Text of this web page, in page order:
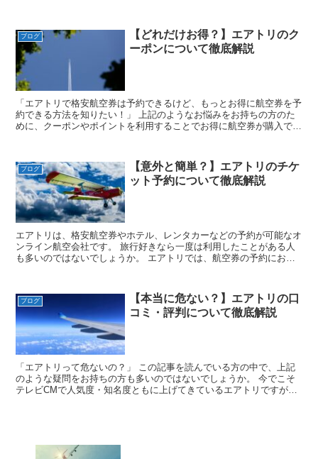
ブログ
【どれだけお得？】エアトリのク
ーポンについて徹底解説
「エアトリで格安航空券は予約できるけど、もっとお得に航空券を予
約できる方法を知りたい！」 上記のようなお悩みをお持ちの方のた
めに、クーポンやポイントを利用することでお得に航空券が購入でき
ブログ
【意外と簡単？】エアトリのチケ
ット予約について徹底解説
エアトリは、格安航空券やホテル、レンタカーなどの予約が可能なオ
ンライン航空会社です。 旅行好きなら一度は利用したことがある人
も多いのではないでしょうか。 エアトリでは、航空券の予約におい
ブログ
【本当に危ない？】エアトリの口
コミ・評判について徹底解説
「エアトリって危ないの？」 この記事を読んでいる方の中で、上記
のような疑問をお持ちの方も多いのではないでしょうか。 今でこそ
テレビCMで人気度・知名度ともに上げてきているエアトリですが、